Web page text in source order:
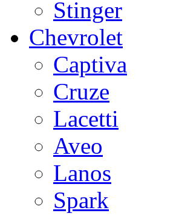
Stinger
Chevrolet
Captiva
Cruze
Lacetti
Aveo
Lanos
Spark